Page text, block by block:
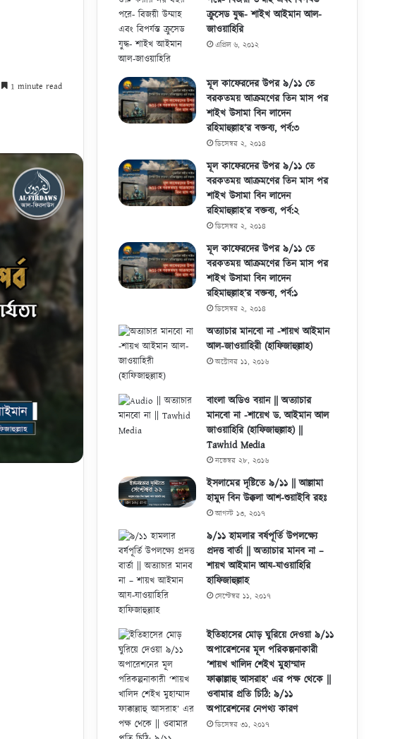
1 minute read
ক্রুসেড যুদ্ধ- শাইখ আইমান আল-
জাওয়াহিরি
এপ্রিল ৬, ২০১২
মূল কাফেরদের উপর ৯/১১ তে
বরকতময় আক্রমণের তিন মাস পর
শাইখ উসামা বিন লাদেন
রহিমাহুল্লাহ’র বক্তব্য, পর্ব:৩
ডিসেম্বর ২, ২০১৪
মূল কাফেরদের উপর ৯/১১ তে
বরকতময় আক্রমণের তিন মাস পর
শাইখ উসামা বিন লাদেন
রহিমাহুল্লাহ’র বক্তব্য, পর্ব:২
ডিসেম্বর ২, ২০১৪
মূল কাফেরদের উপর ৯/১১ তে
বরকতময় আক্রমণের তিন মাস পর
শাইখ উসামা বিন লাদেন
রহিমাহুল্লাহ’র বক্তব্য, পর্ব:১
ডিসেম্বর ২, ২০১৪
অত্যাচার মানবো না -শায়খ আইমান
আল-জাওয়াহিরী (হাফিজাহুল্লাহ)
অক্টোবর ১১, ২০১৬
বাংলা অডিও বয়ান || অত্যাচার
মানবো না -শায়েখ ড. আইমান আল
জাওয়াহিরি (হাফিজাহুল্লাহ) ||
Tawhid Media
নভেম্বর ২৮, ২০১৬
ইসলামের দৃষ্টিতে ৯/১১ || আল্লামা
হামুদ বিন উক্কলা আশ-শুয়াইবি রহঃ
আগস্ট ১৩, ২০১৭
৯/১১ হামলার বর্ষপূর্তি উপলক্ষ্যে
প্রদত্ত বার্তা || অত্যাচার মানব না –
শায়খ আইমান আয-যাওয়াহিরি
হাফিজাহুল্লাহ
সেপ্টেম্বর ১১, ২০১৭
ইতিহাসের মোড় ঘুরিয়ে দেওয়া ৯/১১
অপারেশনের মূল পরিকল্পনাকারী
‘শায়খ খালিদ শেইখ মুহাম্মাদ
ফাক্কাল্লাহু আসরাহ’ এর পক্ষ থেকে ||
ওবামার প্রতি চিঠি: ৯/১১
অপারেশনের নেপথ্য কারণ
ডিসেম্বর ৩১, ২০১৭